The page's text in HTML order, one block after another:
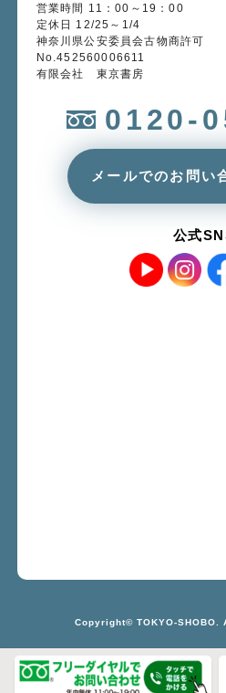
営業時間 11：00～19：00
定休日 12/25～1/4
神奈川県公安委員会古物商許可
No.452560006611
有限会社 東京書房
0120-
メールでのお問い
公式
Copyright© TOKYO-SHOBO.